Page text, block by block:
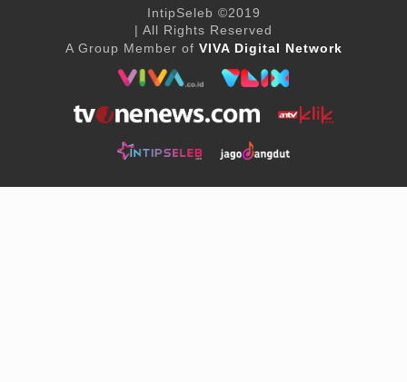
IntipSeleb ©2019
| All Rights Reserved
A Group Member of VIVA Digital Network